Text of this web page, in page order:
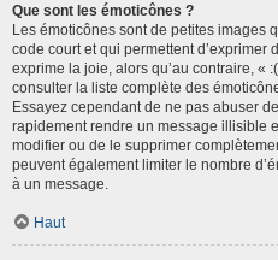
Que sont les émoticônes ?
Les émoticônes sont de petites images
code court et qui permettent d’exprimer
exprime la joie, alors qu’au contraire, «
consulter la liste complète des
Essayez cependant de ne pas abuser
rapidement rendre un message illisible
modifier ou de le supprimer
peuvent également limiter le nombre
à un message.
Haut